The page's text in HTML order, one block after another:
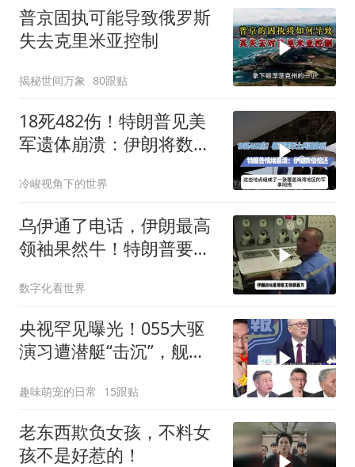
普京固执可能导致俄罗斯
失去克里米亚控制
揭秘世间万象 80跟贴
18死482伤！特朗普见美
军遗体崩溃：伊朗将数倍
冷峻视角下的世界
乌伊通了电话，伊朗最高
领袖果然牛！特朗普要气
数字化看世界
央视罕见曝光！055大驱
演习遭潜艇“击沉”，舰长
趣味萌宠的日常 15跟贴
老东西欺负女孩，不料女
孩不是好惹的！